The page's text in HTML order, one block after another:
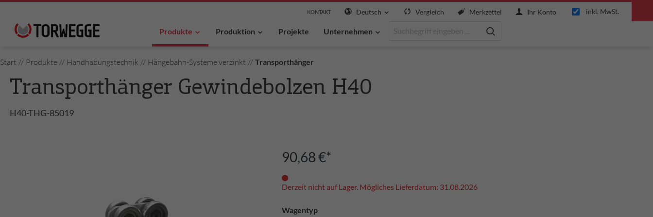
KONTAKT Deutsch Vergleich Merkzettel Ihr Konto inkl. MwSt.
Produkte Produktion Projekte Unternehmen
Start // Produkte // Handhabungstechnik // Hängebahn-Systeme verzinkt // Transporthänger
Transporthänger Gewindebolzen H40
H40-THG-85019
90,68 €*
Derzeit nicht auf Lager. Mögliches Lieferdatum: 31.08.2026
Wagentyp